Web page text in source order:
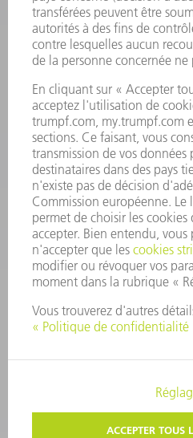
Foire aux
Termes et
01 48 17
Lun - Jeu
Ven 08:00h
Pièces
01 48 17
Lun – Ven
MENTIONS LÉGALES